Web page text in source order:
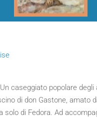
caseggiato popolare degli
di don Gastone, amato
solo di Fedora. Ad